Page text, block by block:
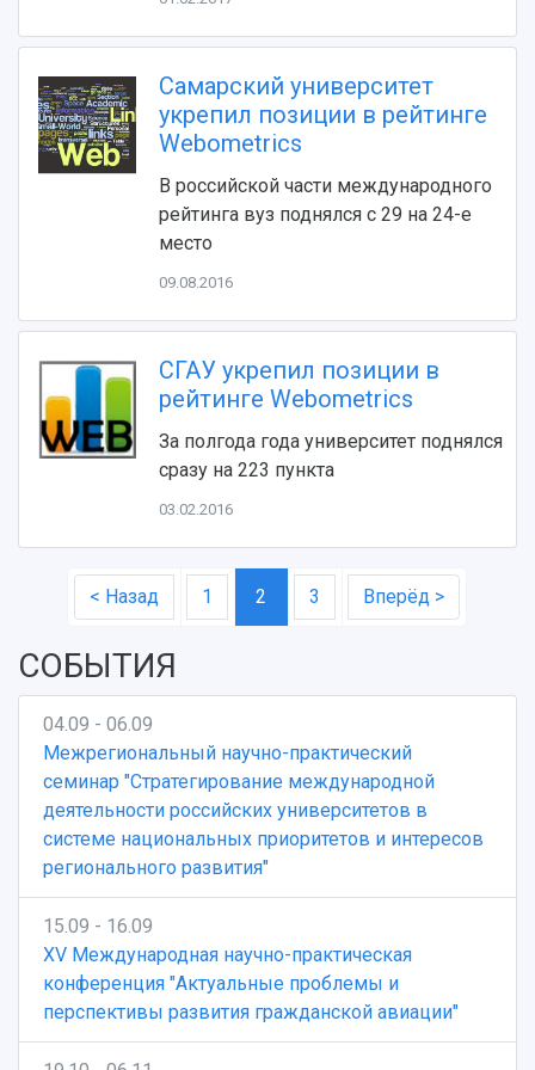
Устойчивое развитие
3D-тур по университету
Музеи
Учебный аэродром
Центр истории авиационных двигателей
Ботанический сад
Умный дом бабочек
Сведения об образовательной организации
Официальные документы
Противодействие COVID-19
Научные конференции
Патенты
Публикации и издания
Отчеты о проведенных конференциях
Самарский университет
укрепил позиции в рейтинге
Webometrics
В российской части международного
рейтинга вуз поднялся с 29 на 24-е
место
09.08.2016
СГАУ укрепил позиции в
рейтинге Webometrics
За полгода года университет поднялся
сразу на 223 пункта
03.02.2016
< Назад 1 2 3 Вперёд >
СОБЫТИЯ
04.09 - 06.09
Межрегиональный научно-практический
семинар "Стратегирование международной
деятельности российских университетов в
системе национальных приоритетов и интересов
регионального развития"
15.09 - 16.09
XV Международная научно-практическая
конференция "Актуальные проблемы и
перспективы развития гражданской авиации"